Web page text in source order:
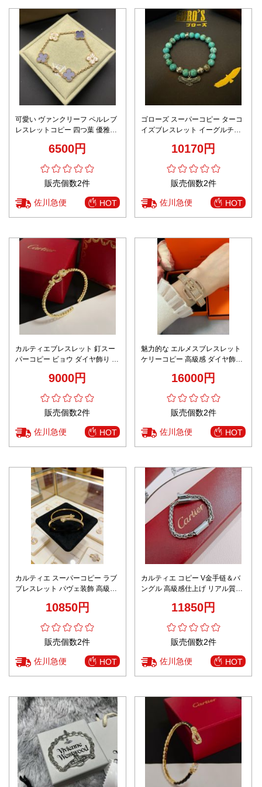
可愛い ヴァンクリーフ ペルレブ
レスレットコピー 四つ葉 優雅レ
6500円
販売個数2件
佐川急便 HOT
ゴローズ スーパーコピー ターコ
イズブレスレット イーグルチャ
10170円
販売個数2件
佐川急便 HOT
カルティエブレスレット 釘スー
パーコピー ビョウ ダイヤ飾り お
9000円
販売個数2件
佐川急便 HOT
魅力的な エルメスブレスレット
ケリーコピー 高級感 ダイヤ飾り
16000円
販売個数2件
佐川急便 HOT
カルティエ スーパーコピー ラブ
ブレスレット パヴェ装飾 高級感
10850円
販売個数2件
佐川急便 HOT
カルティエ コピー V金手链＆バ
ングル 高級感仕上げ リアル質感
11850円
販売個数2件
佐川急便 HOT